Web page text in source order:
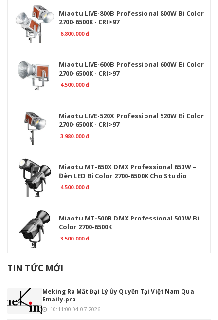
Miaotu LIVE-800B Professional 800W Bi Color
2700-6500K - CRI>97
6.800.000 đ
Miaotu LIVE-600B Professional 600W Bi Color
2700-6500K - CRI>97
4.500.000 đ
Miaotu LIVE-520X Professional 520W Bi Color
2700-6500K - CRI>97
3.980.000 đ
Miaotu MT-650X DMX Professional 650W –
Đèn LED Bi Color 2700-6500K Cho Studio
4.500.000 đ
Miaotu MT-500B DMX Professional 500W Bi
Color 2700-6500K
3.500.000 đ
TIN TỨC MỚI
Meking Ra Mắt Đại Lý Ủy Quyền Tại Việt Nam Qua
Emaily.pro
10:11:00 04-07-2026